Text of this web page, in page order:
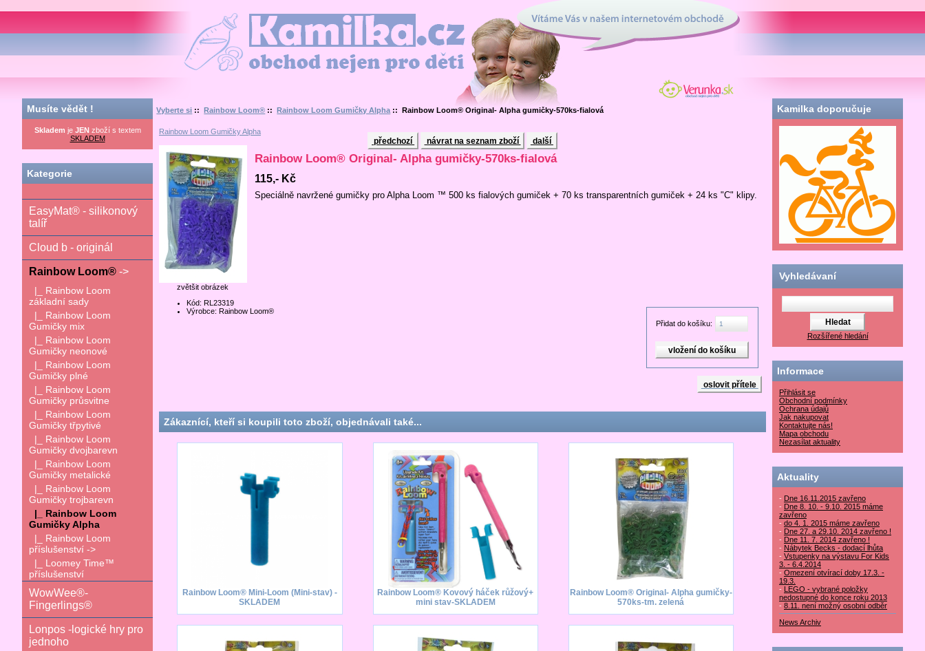
Kamilka.cz - obchod nejen pro děti
Vítáme Vás v našem internetovém obchodě
Verunka.sk - obchod
nielen pre deti
Musíte vědět !
Skladem je JENzboží s textem
SKLADEM
Kategorie
EasyMat® - silikonový
talíř
Cloud b - originál
Rainbow Loom® ->
|_ Rainbow Loom
základní sady
|_ Rainbow Loom
Gumičky mix
|_ Rainbow Loom
Gumičky neonové
|_ Rainbow Loom
Gumičky plné
|_ Rainbow Loom
Gumičky průsvitne
|_ Rainbow Loom
Gumičky třpytivé
|_ Rainbow Loom
Gumičky dvojbarevn
|_ Rainbow Loom
Gumičky metalické
|_ Rainbow Loom
Gumičky trojbarevn
|_ Rainbow Loom
Gumičky Alpha
|_ Rainbow Loom
příslušenství ->
|_ Loomey Time™
příslušenství
WowWee®-
Fingerlings®
Lonpos -logické hry pro
jednoho
Vyberte si ::Rainbow Loom® ::Rainbow Loom Gumičky Alpha :: Rainbow Loom® Original- Alpha gumičky-570ks-fialová
Rainbow Loom Gumičky Alpha
předchozí návrat na seznam zboží další
zvětšit obrázek
Rainbow Loom® Original- Alpha gumičky-570ks-fialová
115,- Kč
Speciálně navržené gumičky pro Alpha Loom ™ 500 ks fialových gumiček + 70 ks transparentních gumiček + 24 ks "C" klipy.
Přidat do košíku:
Kód: RL23319
Výrobce: Rainbow Loom®
oslovit přítele
Zákaznící, kteří si koupili toto zboží, objednávali také...
Rainbow Loom® Mini-Loom (Mini-stav) -
SKLADEM
Rainbow Loom® Kovový háček růžový+
mini stav-SKLADEM
Rainbow Loom® Original- Alpha gumičky-
570ks-tm. zelená
Kamilka doporučuje
Vyhledávaní
Rozšířené hledání
Informace
Přihlásit se
Obchodní podmínky
Ochrana údajů
Jak nakupovat
Kontaktujte nás!
Mapa obchodu
Nezasílat aktuality
Aktuality
- Dne 16.11.2015 zavřeno
- Dne 8. 10. - 9.10. 2015 máme
zavřeno
- do 4. 1. 2015 máme zavřeno
- Dne 27. a 29.10. 2014 zavřeno !
- Dne 11. 7. 2014 zavřeno !
- Nábytek Becks - dodací lhůta
- Vstupenky na výstavu For Kids
3. - 6.4.2014
- Omezení otvírací doby 17.3. -
19.3.
- LEGO - vybrané položky
nedostupné do konce roku 2013
- 8.11. není možný osobní odběr
News Archiv